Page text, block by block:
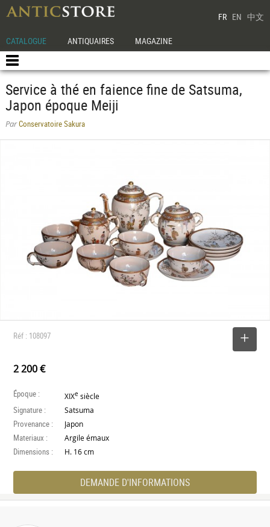
FR EN 中文
CATALOGUE ANTIQUAIRES MAGAZINE
Service à thé en faience fine de Satsuma,
Japon époque Meiji
ParConservatoire Sakura
Réf : 108097
2 200 €
Époque : XIXe siècle
Signature : Satsuma
Provenance : Japon
Materiaux : Argile émaux
Dimensions : H. 16 cm
DEMANDE D'INFORMATIONS